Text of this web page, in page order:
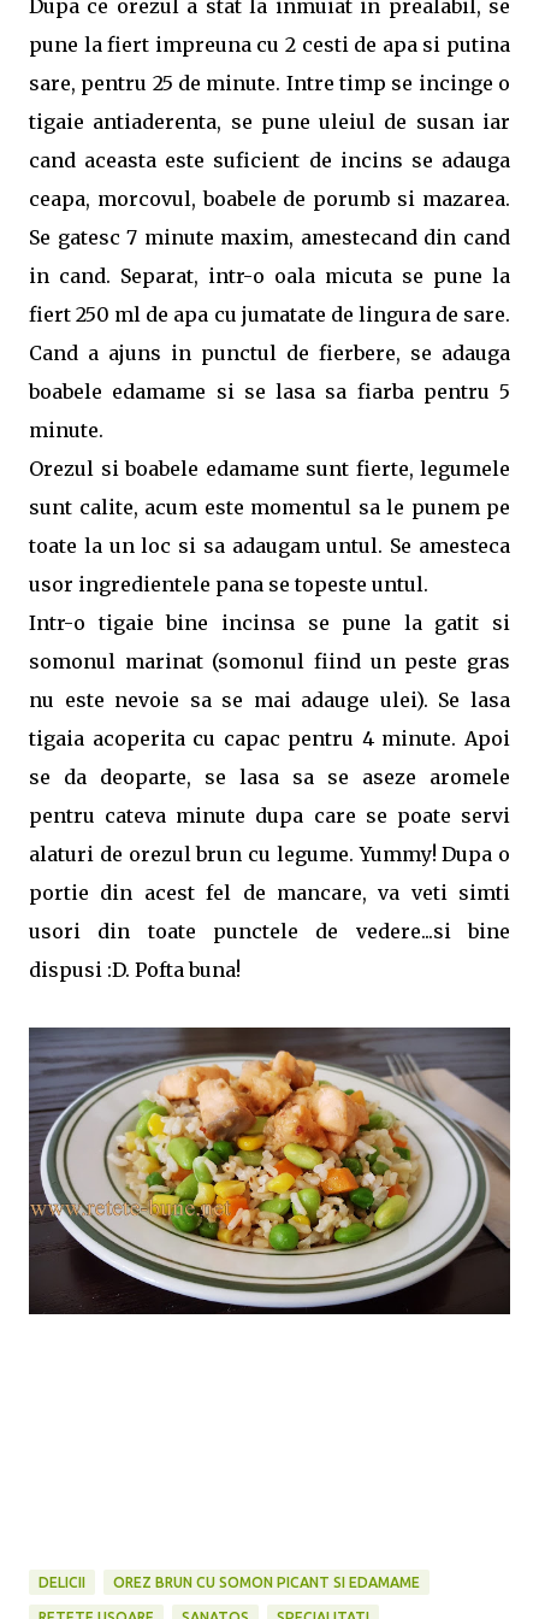
Dupa ce orezul a stat la inmuiat in prealabil, se
pune la fiert impreuna cu 2 cesti de apa si putina
sare, pentru 25 de minute. Intre timp se incinge o
tigaie antiaderenta, se pune uleiul de susan iar
cand aceasta este suficient de incins se adauga
ceapa, morcovul, boabele de porumb si mazarea.
Se gatesc 7 minute maxim, amestecand din cand
in cand. Separat, intr-o oala micuta se pune la
fiert 250 ml de apa cu jumatate de lingura de sare.
Cand a ajuns in punctul de fierbere, se adauga
boabele edamame si se lasa sa fiarba pentru 5
minute.
Orezul si boabele edamame sunt fierte, legumele
sunt calite, acum este momentul sa le punem pe
toate la un loc si sa adaugam untul. Se amesteca
usor ingredientele pana se topeste untul.
Intr-o tigaie bine incinsa se pune la gatit si
somonul marinat (somonul fiind un peste gras
nu este nevoie sa se mai adauge ulei). Se lasa
tigaia acoperita cu capac pentru 4 minute. Apoi
se da deoparte, se lasa sa se aseze aromele
pentru cateva minute dupa care se poate servi
alaturi de orezul brun cu legume. Yummy! Dupa o
portie din acest fel de mancare, va veti simti
usori din toate punctele de vedere...si bine
dispusi :D. Pofta buna!
DELICII OREZ BRUN CU SOMON PICANT SI EDAMAME